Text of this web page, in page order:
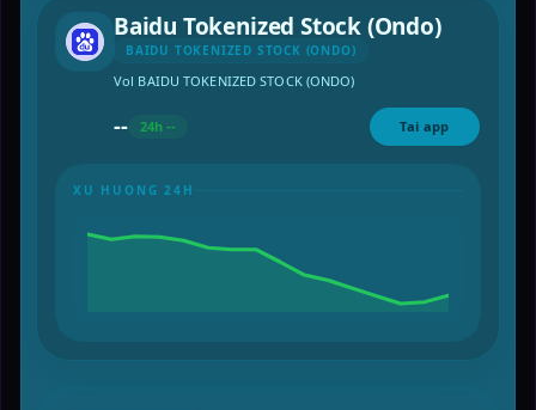
Baidu Tokenized Stock (Ondo)
BAIDU TOKENIZED STOCK (ONDO)
Vol BAIDU TOKENIZED STOCK (ONDO)
-- 24h -- Tai app
XU HUONG 24H